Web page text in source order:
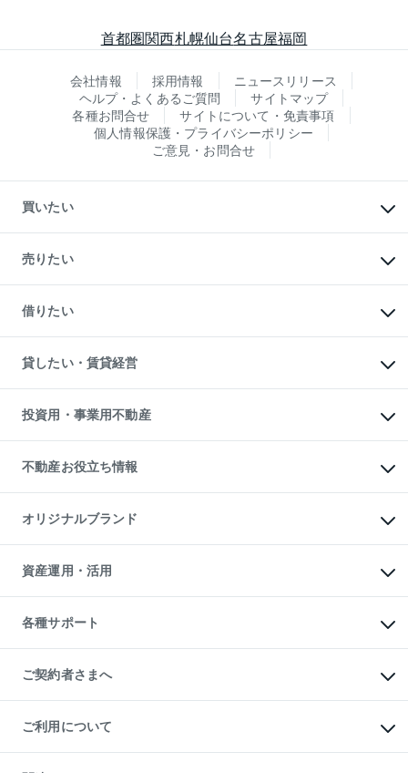
首都圏関西札幌仙台名古屋福岡
会社情報 採用情報
ニュースリリース
ヘルプ・よくあるご質問
サイトマップ
各種お問合せ
サイトについて・免責事項
個人情報保護・プライバシーポリシー
ご意見・お問合せ
買いたい
新築・分譲マンションの購入
中古マンションの購入
一戸建ての購入
中古一戸建ての購入
不動産購入の流れ
注目キーワード物件特集
購入ガイド
English 繁体中文簡体中文
売りたい
一戸建ての売却・査定
土地の売却・査定
スピードAI査定
不動産査定について
不動産売却の流れ
不動産買換えの流れ
売却ガイド
借りたい
オフィス・店舗の賃貸
借りるときの流れ
借りるガイド
貸したい・賃貸経営
マンション賃料データ
賃貸管理プラン
リロケーションについて
貸すガイド
投資用・事業用不動産
事業用不動産
マンション投資
投資用マンション
アパート経営
収益物件
ビル購入（ビル一棟）
投資用不動産の売却査定
事業用不動産の売却査定
不動産お役立ち情報
マンションライブラリー
人気マンションランキング
暮らしに役立つ不動産メディア
不動産相場・不動産価格情報
不動産コラム・ニュース
不動産用語集
不動産なんでもネット相談室
住まいの税金
オリジナルブランド
一棟リノベーションマンション
L`GENTE（ルジェンテ）
区分リノベーションマンション
投資用一棟レジデンスWELL
不動産小口投資
LEGACIA（レガシア）
資産運用・活用
不動産M&A
アセットマネジメント・出資
各種サポート
相続サポート
リフォームサポート
ご契約者さまへ
ご紹介・再契約特典
入居者様専用-各種ご案内（賃貸）
東急こすもす会「こすもすWeb」
ご利用について